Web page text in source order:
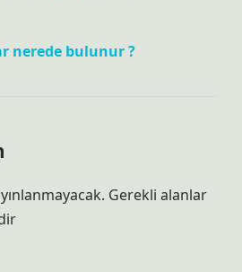
nerede bulunur ?
Gerekli alanlar